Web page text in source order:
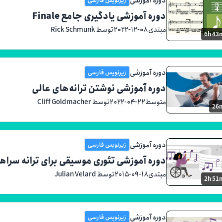
6h
دوره آموزشی یادگیری جامع Finale
مبتدی۲۰۲۲-۱۲-۰۸توسط Rick Schmunk
دوره آموزشی زیرنویس فارسی
دوره آموزشی نوشتن ترانه‌های عالی
متوسط۲۰۲۲-۰۴-۲۲توسط Cliff Goldmacher
2h
دوره آموزشی زیرنویس فارسی
دوره آموزشی تئوری موسیقی برای ترانه
مبتدی۲۰۱۵-۰۹-۱۸توسط Julian Velard
دوره آموزشی زیرنویس فارسی